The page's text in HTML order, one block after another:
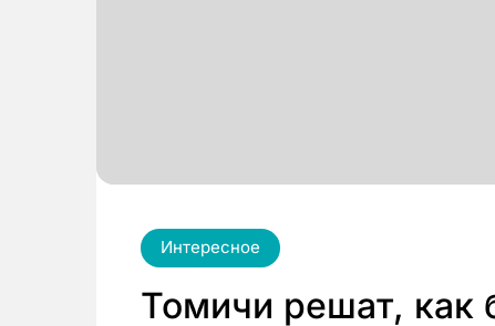
Интересное
Томичи решат, как